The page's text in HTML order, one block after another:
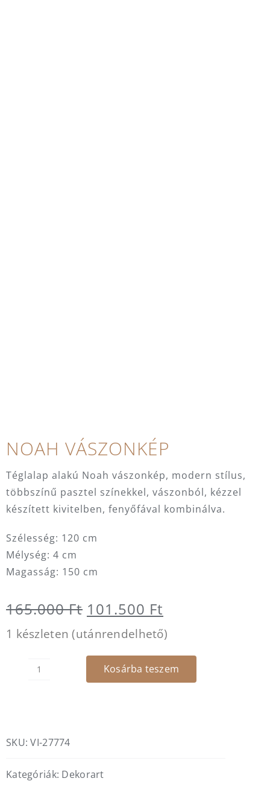
NOAH VÁSZONKÉP
Téglalap alakú Noah vászonkép, modern stílus,
többszínű pasztel színekkel, vászonból, kézzel
készített kivitelben, fenyőfával kombinálva.
Szélesség: 120 cm
Mélység: 4 cm
Magasság: 150 cm
165.000Ft Original
price
was:
165.000 Ft.
101.500 Ft
price
is:
101.500 Ft.
1 készleten (utánrendelhető)
Noah
Kosárba teszem
SKU:VI-27774
Kategóriák: Dekorart